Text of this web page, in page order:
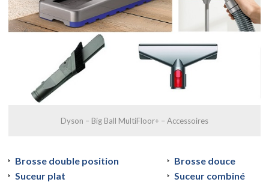
Dyson – Big Ball MultiFloor+ – Accessoires
Brosse double position
Brosse douce
Suceur plat
Suceur combiné